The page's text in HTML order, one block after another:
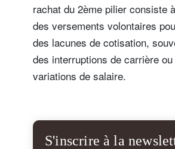
rachat du 2ème pilier consiste
des versements volontaires
des lacunes de cotisation,
des interruptions de carrière
variations de salaire.
S'inscrire à la